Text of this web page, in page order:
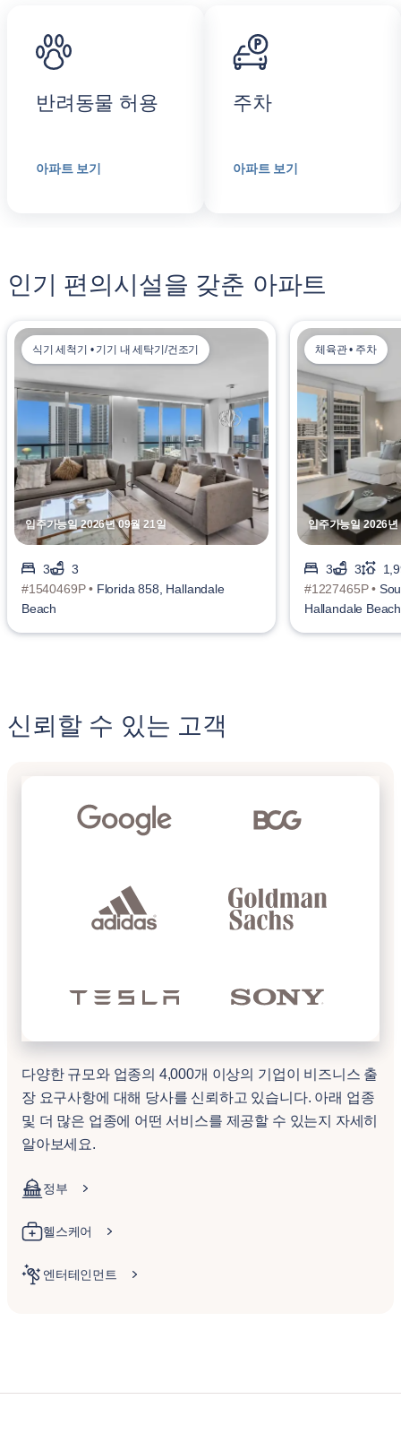
반려동물 허용
아파트 보기
주차
아파트 보기
인기 편의시설을 갖춘 아파트
입주가능일 2026년 09월 21일
식기 세척기 • 기기 내 세탁기/건조기
3
3
#1540469P • Florida 858, Hallandale
Beach
입주가능일 2026
체육관 • 주차
3 3
#1227465P •
Hallandale Beach
신뢰할 수 있는 고객
다양한 규모와 업종의 4,000개 이상의 기업이 비즈니스 출
장 요구사항에 대해 당사를 신뢰하고 있습니다. 아래 업종
및 더 많은 업종에 어떤 서비스를 제공할 수 있는지 자세히
알아보세요.
정부
헬스케어
엔터테인먼트